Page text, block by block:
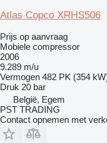
Atlas Copco XRHS506
Prijs op aanvraag
Mobiele compressor
2006
9.289 m/u
Vermogen 482 PK (354
Druk 20 bar
België, Egem
PST TRADING
Contact opnemen met